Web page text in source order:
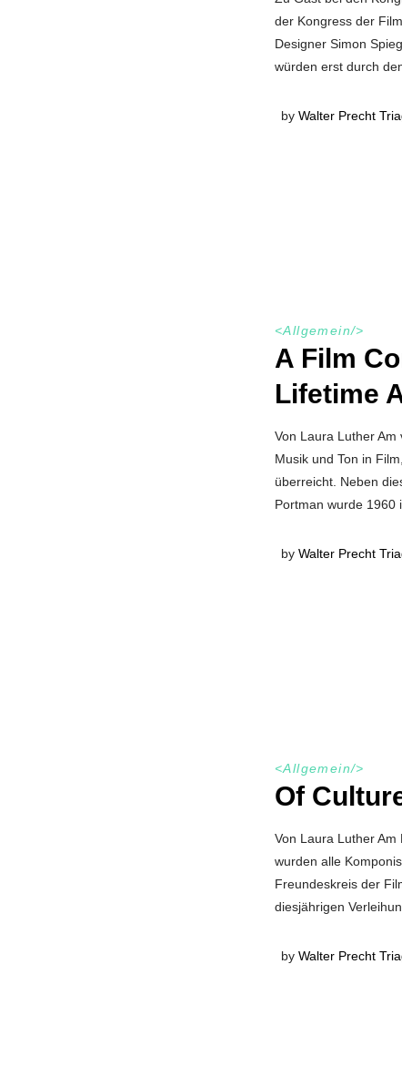
der Kongress der
Designer Simon
würden erst durch
by Walter Precht
<Allgemein/>
A Film
Lifetime
Von Laura Luther
Musik und Ton in
überreicht. Neben
Portman wurde 1960
by Walter Precht
<Allgemein/>
Of
Von Laura Luther
wurden alle
Freundeskreis der
diesjährigen
by Walter Precht